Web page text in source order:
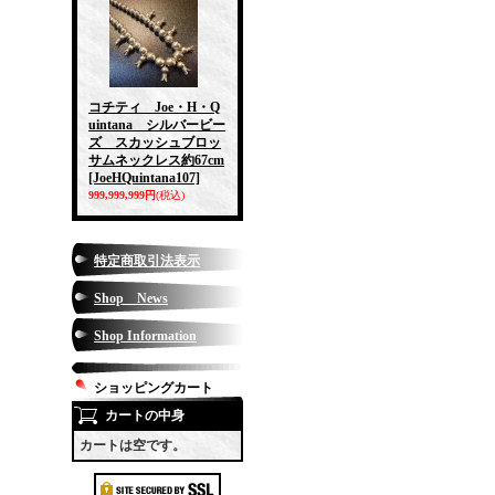
コチティ Joe・H・Q
uintana シルバービー
ズ スカッシュブロッ
サムネックレス約67cm
[JoeHQuintana107]
999,999,999円(税込)
特定商取引法表示
Shop News
Shop Information
ショッピングカート
カートの中身
カートは空です。